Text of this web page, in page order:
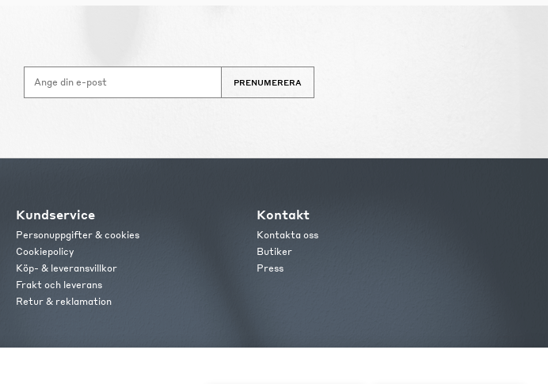
PRENUMERERA
Kundservice
Personuppgifter & cookies
Cookiepolicy
Köp- & leveransvillkor
Frakt och leverans
Retur & reklamation
Kontakt
Kontakta oss
Butiker
Press